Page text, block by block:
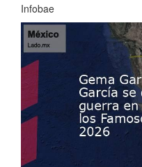
Infobae